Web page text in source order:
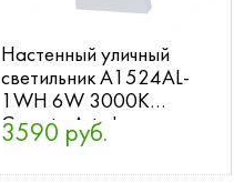
Настенный уличный
светильник A1524AL-
1WH 6W 3000K
Cometa Arte Lamp
3590 руб.